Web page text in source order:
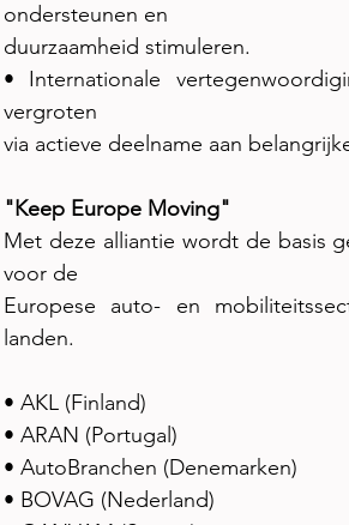
ondersteunen en
duurzaamheid stimuleren.
• Internationale
vergroten
via actieve deelname aan
"Keep Europe Moving"
Met deze alliantie wordt de basis
voor de
Europese auto- en
landen.
• AKL (Finland)
• ARAN (Portugal)
• AutoBranchen (Denemarken)
• BOVAG (Nederland)